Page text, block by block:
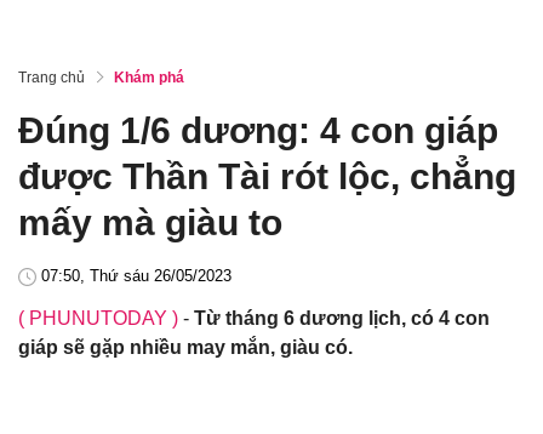
Trang chủ Khám phá
Đúng 1/6 dương: 4 con giáp
được Thần Tài rót lộc, chẳng
mấy mà giàu to
07:50, Thứ sáu 26/05/2023
( PHUNUTODAY ) - Từ tháng 6 dương lịch, có 4 con
giáp sẽ gặp nhiều may mắn, giàu có.